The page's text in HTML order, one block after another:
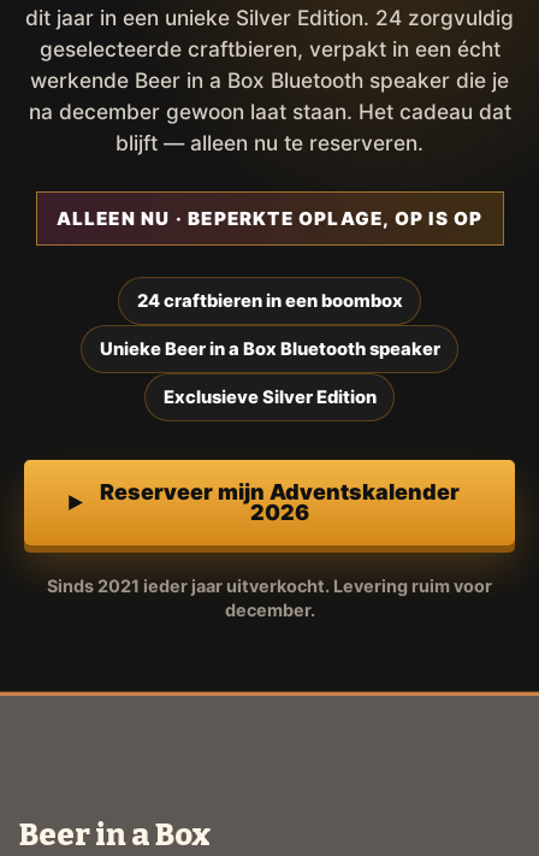
dit jaar in een unieke Silver Edition. 24 zorgvuldig
geselecteerde craftbieren, verpakt in een écht
werkende Beer in a Box Bluetooth speaker die je
na december gewoon laat staan. Het cadeau dat
blijft — alleen nu te reserveren.
ALLEEN NU · BEPERKTE OPLAGE, OP IS OP
24 craftbieren in een boombox
Unieke Beer in a Box Bluetooth speaker
Exclusieve Silver Edition
Reserveer mijn Adventskalender
2026
Sinds 2021 ieder jaar uitverkocht. Levering ruim voor
december.
Beer in a Box